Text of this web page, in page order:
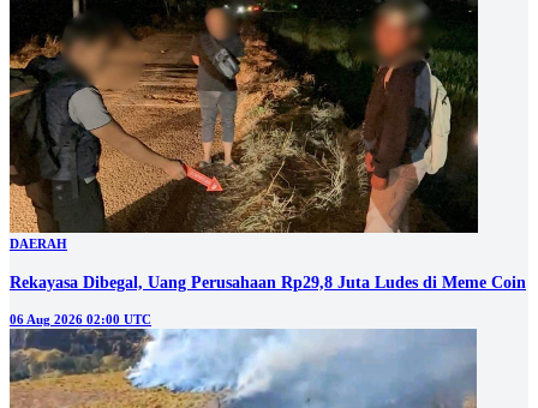
DAERAH
Rekayasa Dibegal, Uang Perusahaan Rp29,8 Juta Ludes di Meme Coin
06 Aug 2026 02:00 UTC